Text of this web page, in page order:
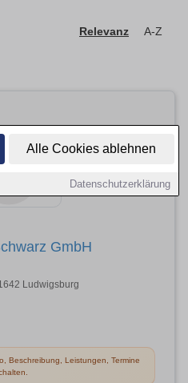
Alle Cookies ablehnen
Datenschutzerklärung
Relevanz A-Z
GmbH
Ludwigsburg
Beschreibung, Leistungen, Termine